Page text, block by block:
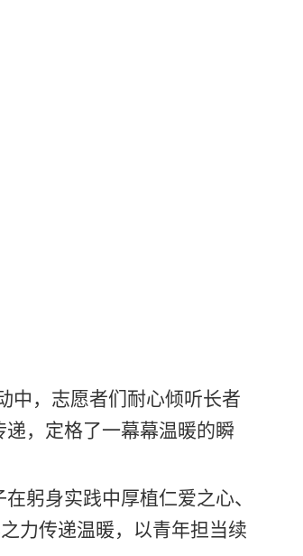
中，志愿者们耐心倾听长者
，定格了一幕幕温暖的瞬
躬身实践中厚植仁爱之心、
力传递温暖，以青年担当续